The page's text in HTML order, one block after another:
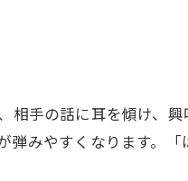
手の話に耳を傾け、
みやすくなります。